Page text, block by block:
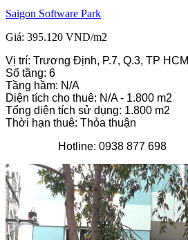
Saigon Software Park
Giá: 395.120 VND/m2
Vị trí: Trương Định, P.7, Q.3, TP HCM
Số tầng: 6
Tầng hầm: N/A
Diện tích cho thuê: N/A - 1.800 m2
Tổng diện tích sử dụng: 1.800 m2
Thời hạn thuê: Thỏa thuận
Hotline: 0938 877 698